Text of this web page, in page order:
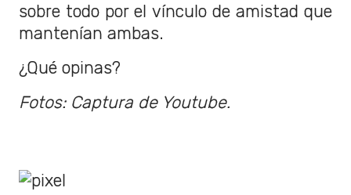
sobre todo por el vínculo de amistad que
mantenían ambas.
¿Qué opinas?
Fotos: Captura de Youtube.